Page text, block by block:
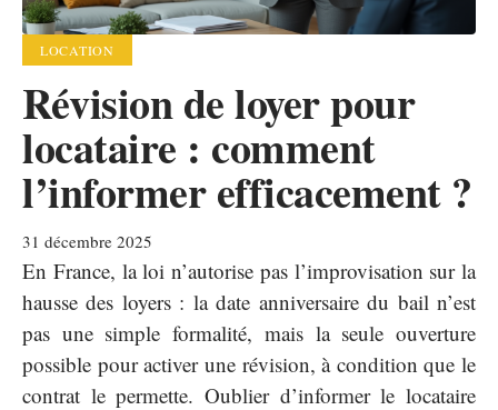
LOCATION
Révision de loyer pour
locataire : comment
l’informer efficacement ?
31 décembre 2025
En France, la loi n’autorise pas l’improvisation sur la
hausse des loyers : la date anniversaire du bail n’est
pas une simple formalité, mais la seule ouverture
possible pour activer une révision, à condition que le
contrat le permette. Oublier d’informer le locataire